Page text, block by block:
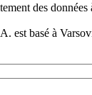
des données
est basé à